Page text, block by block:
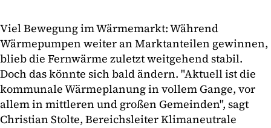
Viel Bewegung im Wärmemarkt: Während
Wärmepumpen weiter an Marktanteilen gewinnen,
blieb die Fernwärme zuletzt weitgehend stabil.
Doch das könnte sich bald ändern. "Aktuell ist die
kommunale Wärmeplanung in vollem Gange, vor
allem in mittleren und großen Gemeinden", sagt
Christian Stolte, Bereichsleiter Klimaneutrale